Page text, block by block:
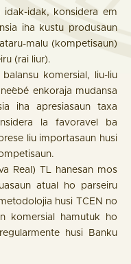
idak-idak, konsidera em
iha kustu produsaun
malu (kompetisaun)
(rai liur).
komersial, liu-liu
enkoraja mudansa
iha apresiasaun taxa
la favoravel ba
liu importasaun husi
Real) TL hanesan mos
atual ho parseiru
husi TCEN no
komersial hamutuk ho
husi Banku